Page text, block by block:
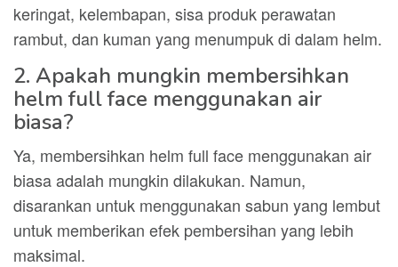
keringat, kelembapan, sisa produk perawatan
rambut, dan kuman yang menumpuk di dalam helm.
2. Apakah mungkin membersihkan
helm full face menggunakan air
biasa?
Ya, membersihkan helm full face menggunakan air
biasa adalah mungkin dilakukan. Namun,
disarankan untuk menggunakan sabun yang lembut
untuk memberikan efek pembersihan yang lebih
maksimal.